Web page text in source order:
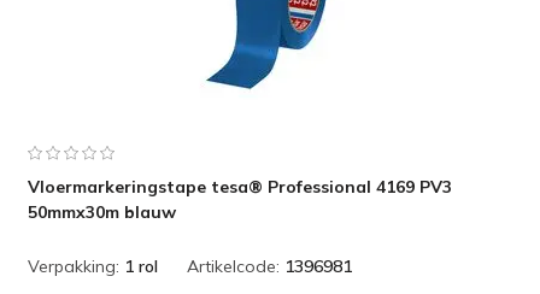
Vloermarkeringstape tesa® Professional 4169 PV3
50mmx30m blauw
Verpakking: 1 rol Artikelcode: 1396981